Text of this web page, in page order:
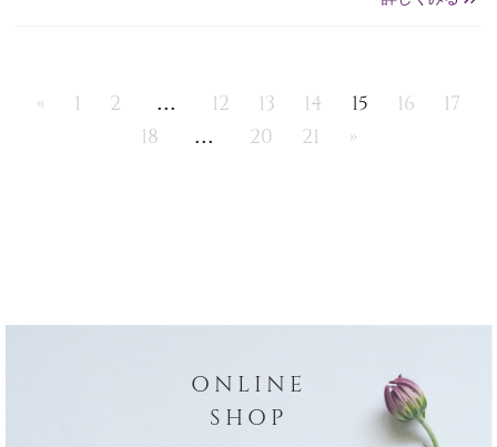
« 1 2 ... 12 13 14 15 16
17
18
... 20 21 »
ONLINE
SHOP